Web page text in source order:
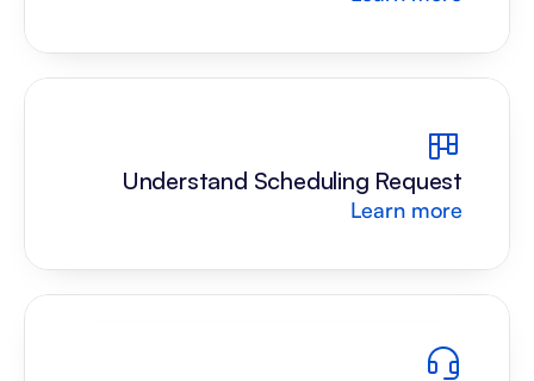
Understand Scheduling Request
Learn more